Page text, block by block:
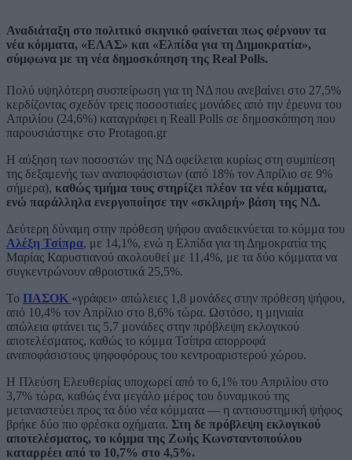
Αναδιάταξη στο πολιτικό σκηνικό φαίνεται πως φέρνουν τα
νέα κόμματα, «ΕΛΑΣ» και «Ελπίδα για τη Δημοκρατία»,
σύμφωνα με τη νέα δημοσκόπηση της Real Polls.
Πολύ υψηλότερη συσπείρωση για τη ΝΔ που ανεβαίνει στο 27,5%
κερδίζοντας σχεδόν τρεις ποσοστιαίες μονάδες από την έρευνα του
Απριλίου (24,6%) καταγράφει η Reall Polls σε δημοσκόπηση που
παρουσιάστηκε στο Protagon.gr
Η αύξηση των ποσοστών της ΝΔ οφείλεται κυρίως στη συμπίεση
της δεξαμενής των αναποφάσιστων (από 18% τον Απρίλιο σε 9%
σήμερα), καθώς τμήμα τους στηρίζει πλέον τα νέα κόμματα,
ενώ παράλληλα ενεργοποίησε την «σκληρή» βάση της ΝΔ.
Δεύτερη δύναμη στην πρόθεση ψήφου αναδεικνύεται το κόμμα του
Αλέξη Τσίπρα, με 14,1%, ενώ η Ελπίδα για τη Δημοκρατία της
Μαρίας Καρυστιανού ακολουθεί με 11,4%, με τα δύο κόμματα να
συγκεντρώνουν αθροιστικά 25,5%.
Το ΠΑΣΟΚ «γράφει» απώλειες 1,8 μονάδες στην πρόθεση ψήφου,
από 10,4% τον Απρίλιο στο 8,6% τώρα. Ωστόσο, η μηνιαία
απώλεια φτάνει τις 5,7 μονάδες στην πρόβλεψη εκλογικού
αποτελέσματος, καθώς το κόμμα Τσίπρα απορροφά
αναποφάσιστους ψηφοφόρους του κεντροαριστερού χώρου.
Η Πλεύση Ελευθερίας υποχωρεί από το 6,1% του Απριλίου στο
3,7% τώρα, καθώς ένα μεγάλο μέρος του δυναμικού της
μεταναστεύει προς τα δύο νέα κόμματα — η αντισυστημική ψήφος
βρήκε δύο πιο φρέσκα οχήματα. Στη δε πρόβλεψη εκλογικού
αποτελέσματος, το κόμμα της Ζωής Κωνσταντοπούλου
καταρρέει από το 10,7% στο 4,5%.